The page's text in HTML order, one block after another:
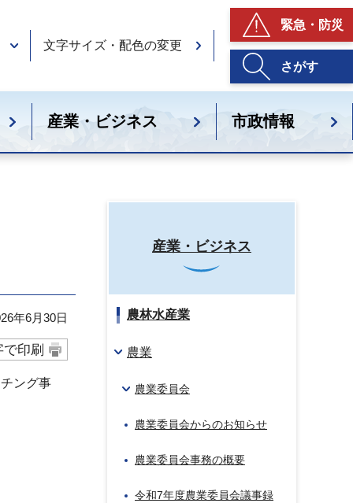
文字サイズ・配色の変更
緊急・防災
さがす
産業・ビジネス 市政情報
年6月30日
印刷
ング事
産業・ビジネス
農林水産業
農業
農業委員会
農業委員会からのお知らせ
農業委員会事務の概要
令和7年度農業委員会議事録